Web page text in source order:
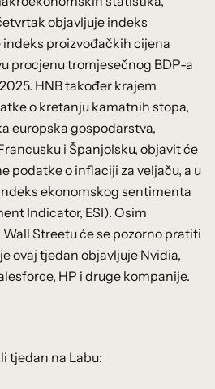
objavljuje indeks
proizvođačkih cijena
procjenu tromjesečnog BDP-a
HNB također krajem
o kretanju kamatnih stopa,
europska gospodarstva,
i Španjolsku, objavit će
podatke o inflaciji za veljaču, a u
ekonomskog sentimenta
Indicator, ESI). Osim
Streetu će se pozorno pratiti
ovaj tjedan objavljuje Nvidia,
HP i druge kompanije.
tjedan na Labu: